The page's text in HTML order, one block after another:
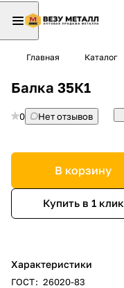
Главная Каталог
Балка 35К1
0 Нет отзывов
В корзину
Купить в 1 клик
Характеристики
ГОСТ: 26020-83